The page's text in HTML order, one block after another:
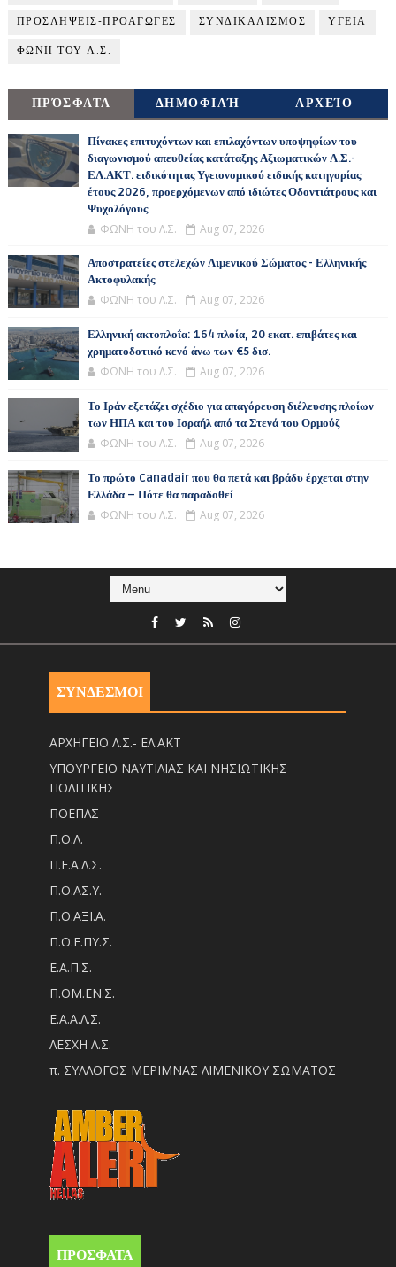
ΠΡΟΣΛΗΨΕΙΣ-ΠΡΟΑΓΩΓΕΣ ΣΥΝΔΙΚΑΛΙΣΜΟΣ ΥΓΕΙΑ
ΦΩΝΗ ΤΟΥ Λ.Σ.
ΠΡΌΣΦΑΤΑ ΔΗΜΟΦΙΛΉ ΑΡΧΕΊΟ
Πίνακες επιτυχόντων και επιλαχόντων υποψηφίων του
διαγωνισμού απευθείας κατάταξης Αξιωματικών Λ.Σ.-
ΕΛ.ΑΚΤ. ειδικότητας Υγειονομικού ειδικής κατηγορίας
έτους 2026, προερχόμενων από ιδιώτες Οδοντιάτρους και
Ψυχολόγους
ΦΩΝΗ του Λ.Σ. Aug 07, 2026
Αποστρατείες στελεχών Λιμενικού Σώματος - Ελληνικής
Ακτοφυλακής
ΦΩΝΗ του Λ.Σ. Aug 07, 2026
Ελληνική ακτοπλοΐα: 164 πλοία, 20 εκατ. επιβάτες και
χρηματοδοτικό κενό άνω των €5 δισ.
ΦΩΝΗ του Λ.Σ. Aug 07, 2026
Το Ιράν εξετάζει σχέδιο για απαγόρευση διέλευσης πλοίων
των ΗΠΑ και του Ισραήλ από τα Στενά του Ορμούζ
ΦΩΝΗ του Λ.Σ. Aug 07, 2026
Το πρώτο Canadair που θα πετά και βράδυ έρχεται στην
Ελλάδα – Πότε θα παραδοθεί
ΦΩΝΗ του Λ.Σ. Aug 07, 2026
ΣΥΝΔΕΣΜΟΙ
ΑΡΧΗΓΕΙΟ Λ.Σ.- ΕΛ.ΑΚΤ
ΥΠΟΥΡΓΕΙΟ ΝΑΥΤΙΛΙΑΣ ΚΑΙ ΝΗΣΙΩΤΙΚΗΣ
ΠΟΛΙΤΙΚΗΣ
ΠΟΕΠΛΣ
Π.Ο.Λ.
Π.Ε.Α.Λ.Σ.
Π.Ο.ΑΣ.Υ.
Π.Ο.ΑΞΙ.Α.
Π.Ο.Ε.ΠΥ.Σ.
Ε.Α.Π.Σ.
Π.ΟM.EN.Σ.
Ε.Α.Α.Λ.Σ.
ΛΕΣΧΗ Λ.Σ.
π. ΣΥΛΛΟΓΟΣ ΜΕΡΙΜΝΑΣ ΛΙΜΕΝΙΚΟΥ ΣΩΜΑΤΟΣ
ΠΡΟΣΦΑΤΑ